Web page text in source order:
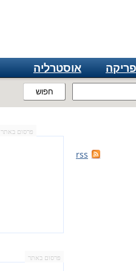
חפוש
אוסטרליה
rss
פרסום באתר
פרסום באתר